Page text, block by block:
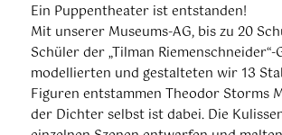
Ein Puppentheater ist entstanden!
Mit unserer Museums-AG, bis zu 20
Schüler der „Tilman
modellierten und gestalteten wir 13
Figuren entstammen Theodor Storms
der Dichter selbst ist dabei. Die